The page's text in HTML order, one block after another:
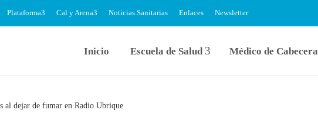
Plataforma Cal y Arena Noticias Sanitarias Enlaces Newsletter
Inicio Escuela de Salud Médico de Cabecera
al dejar de fumar en Radio Ubrique